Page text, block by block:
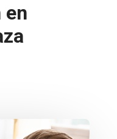
en